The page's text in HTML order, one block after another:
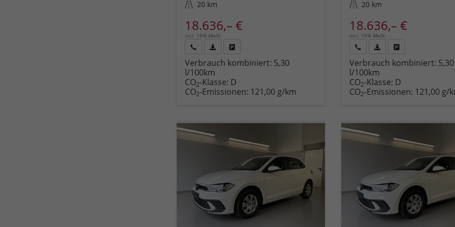
Kilometerstand 20 km
18.636,– €
incl. 19% MwSt.
anfordernDatei,
Fahrzeugexposé
drucken
drucken,
oder
vergleichen
Verbrauch kombiniert: 5,30
l/100km
CO2-Klasse: D
CO2-Emissionen: 121,00 g/km
Kilometerstand 20 km
18.636,– €
incl. 19% MwSt.
anfordernDatei,
Fahrzeugexposé
drucken
drucken,
oder
vergleichen
Verbrauch kombiniert: 5,30
l/100km
CO2-Klasse: D
CO2-Emissionen: 121,00 g/